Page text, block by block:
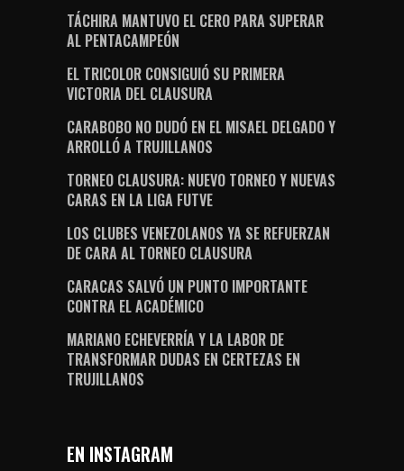
TÁCHIRA MANTUVO EL CERO PARA SUPERAR
AL PENTACAMPEÓN
EL TRICOLOR CONSIGUIÓ SU PRIMERA
VICTORIA DEL CLAUSURA
CARABOBO NO DUDÓ EN EL MISAEL DELGADO Y
ARROLLÓ A TRUJILLANOS
TORNEO CLAUSURA: NUEVO TORNEO Y NUEVAS
CARAS EN LA LIGA FUTVE
LOS CLUBES VENEZOLANOS YA SE REFUERZAN
DE CARA AL TORNEO CLAUSURA
CARACAS SALVÓ UN PUNTO IMPORTANTE
CONTRA EL ACADÉMICO
MARIANO ECHEVERRÍA Y LA LABOR DE
TRANSFORMAR DUDAS EN CERTEZAS EN
TRUJILLANOS
EN INSTAGRAM